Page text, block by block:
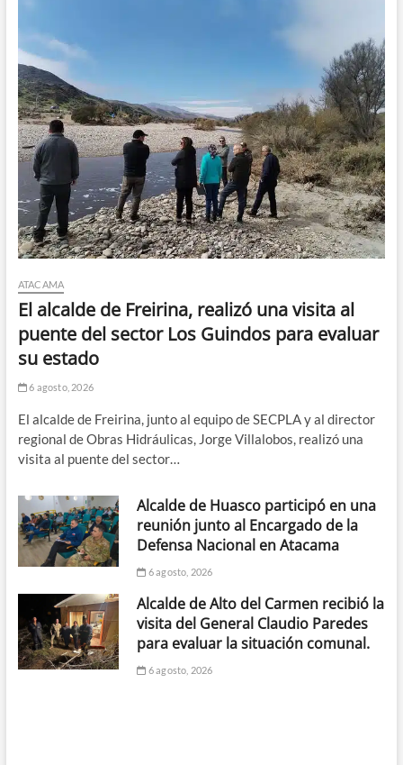
ATACAMA
El alcalde de Freirina, realizó una visita al
puente del sector Los Guindos para evaluar
su estado
6 agosto, 2026
El alcalde de Freirina, junto al equipo de SECPLA y al director
regional de Obras Hidráulicas, Jorge Villalobos, realizó una
visita al puente del sector…
Alcalde de Huasco participó en una
reunión junto al Encargado de la
Defensa Nacional en Atacama
6 agosto, 2026
Alcalde de Alto del Carmen recibió la
visita del General Claudio Paredes
para evaluar la situación comunal.
6 agosto, 2026